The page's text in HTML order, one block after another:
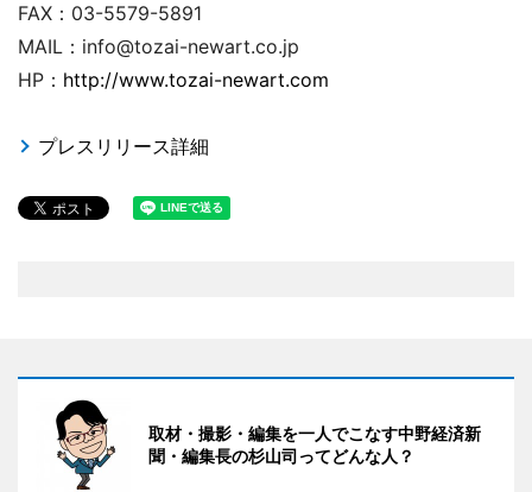
FAX：03-5579-5891
MAIL：info@tozai-newart.co.jp
HP： http://www.tozai-newart.com
プレスリリース詳細
取材・撮影・編集を一人でこなす中野経済新
聞・編集長の杉山司ってどんな人？